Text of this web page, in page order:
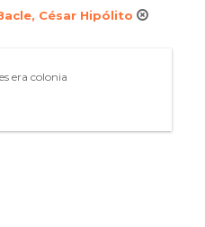
César Hipólito
era colonia